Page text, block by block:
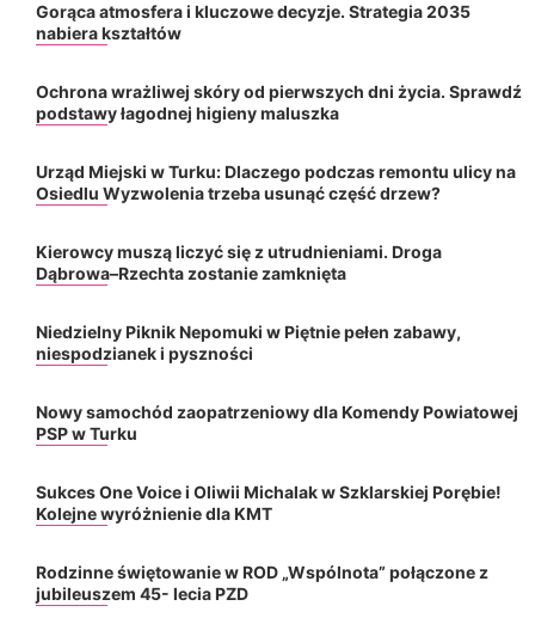
Gorąca atmosfera i kluczowe decyzje. Strategia 2035
nabiera kształtów
Ochrona wrażliwej skóry od pierwszych dni życia. Sprawdź
podstawy łagodnej higieny maluszka
Urząd Miejski w Turku: Dlaczego podczas remontu ulicy na
Osiedlu Wyzwolenia trzeba usunąć część drzew?
Kierowcy muszą liczyć się z utrudnieniami. Droga
Dąbrowa–Rzechta zostanie zamknięta
Niedzielny Piknik Nepomuki w Piętnie pełen zabawy,
niespodzianek i pyszności
Nowy samochód zaopatrzeniowy dla Komendy Powiatowej
PSP w Turku
Sukces One Voice i Oliwii Michalak w Szklarskiej Porębie!
Kolejne wyróżnienie dla KMT
Rodzinne świętowanie w ROD „Wspólnota” połączone z
jubileuszem 45- lecia PZD